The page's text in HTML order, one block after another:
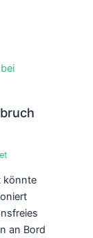
könnte
an Bord